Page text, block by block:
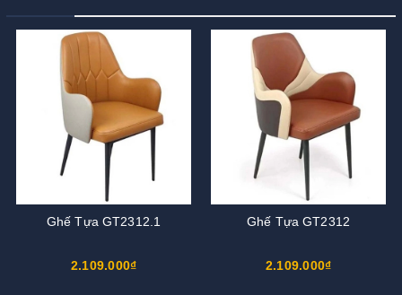
Ghế Tựa GT2312.1
2.109.000₫
Ghế Tựa GT2312
2.109.000₫